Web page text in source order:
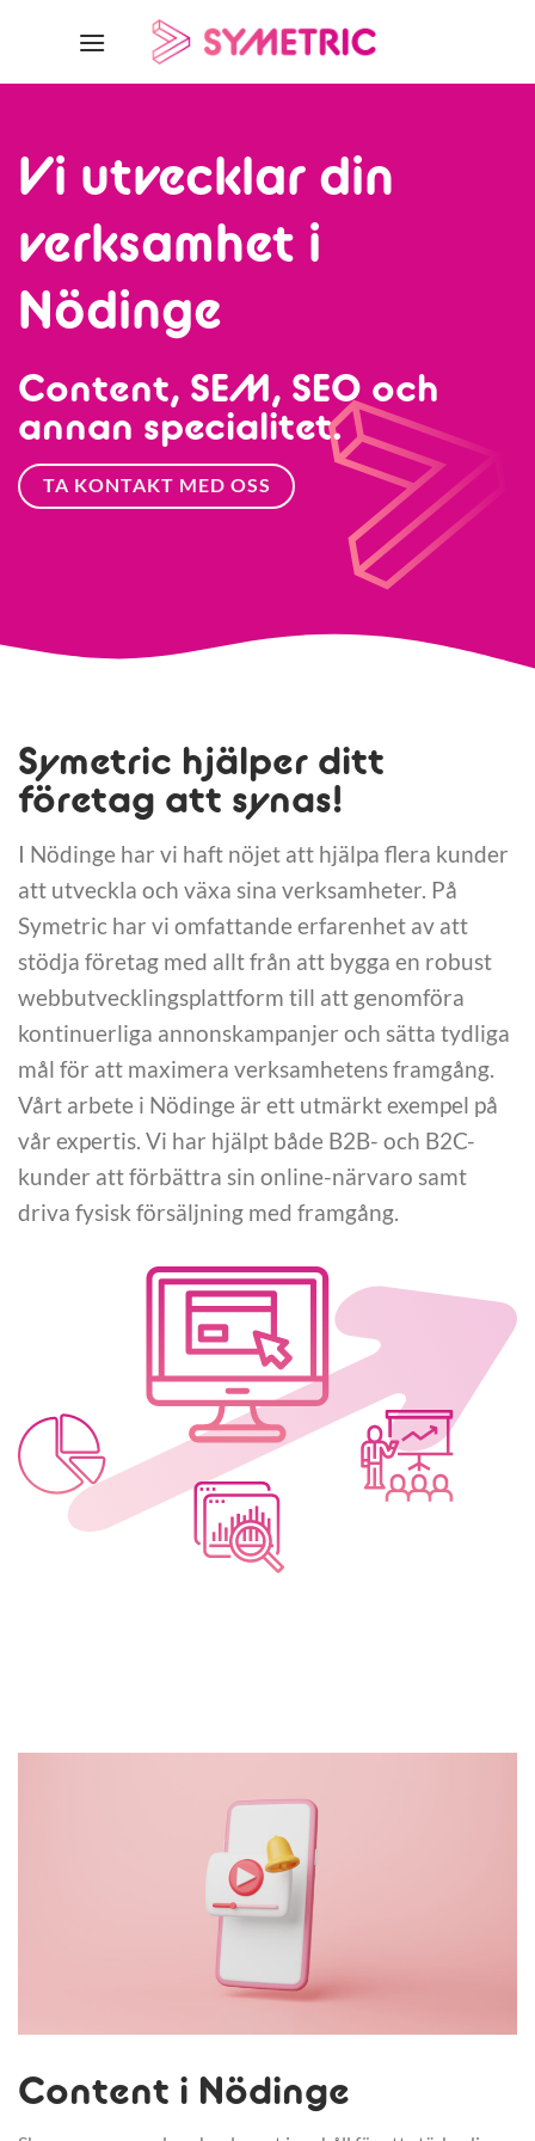
Vi utvecklar din
verksamhet i
Nödinge
Content, SEM, SEO och
annan specialitet.
TA KONTAKT MED OSS
Symetric hjälper ditt
företag att synas!
I Nödinge har vi haft nöjet att hjälpa flera kunder
att utveckla och växa sina verksamheter. På
Symetric har vi omfattande erfarenhet av att
stödja företag med allt från att bygga en robust
webbutvecklingsplattform till att genomföra
kontinuerliga annonskampanjer och sätta tydliga
mål för att maximera verksamhetens framgång.
Vårt arbete i Nödinge är ett utmärkt exempel på
vår expertis. Vi har hjälpt både B2B- och B2C-
kunder att förbättra sin online-närvaro samt
driva fysisk försäljning med framgång.
Content i Nödinge